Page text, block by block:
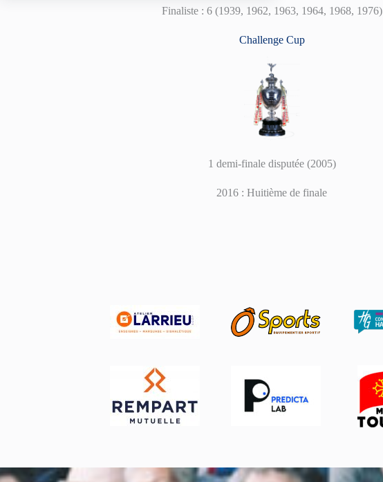
Finaliste : 6 (1939, 1962, 1963, 1964, 1968, 1976)
Challenge Cup
1 demi-finale disputée (2005)
2016 : Huitième de finale